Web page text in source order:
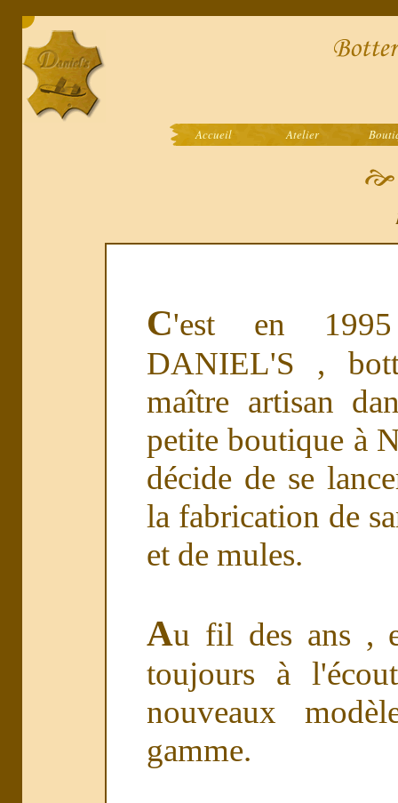
Accueil Atelier
C'est en
DANIEL'S ,
maître artisan
petite boutique à
décide de se
la fabrication de
et de mules.
Au fil des ans ,
toujours à
nouveaux
gamme.